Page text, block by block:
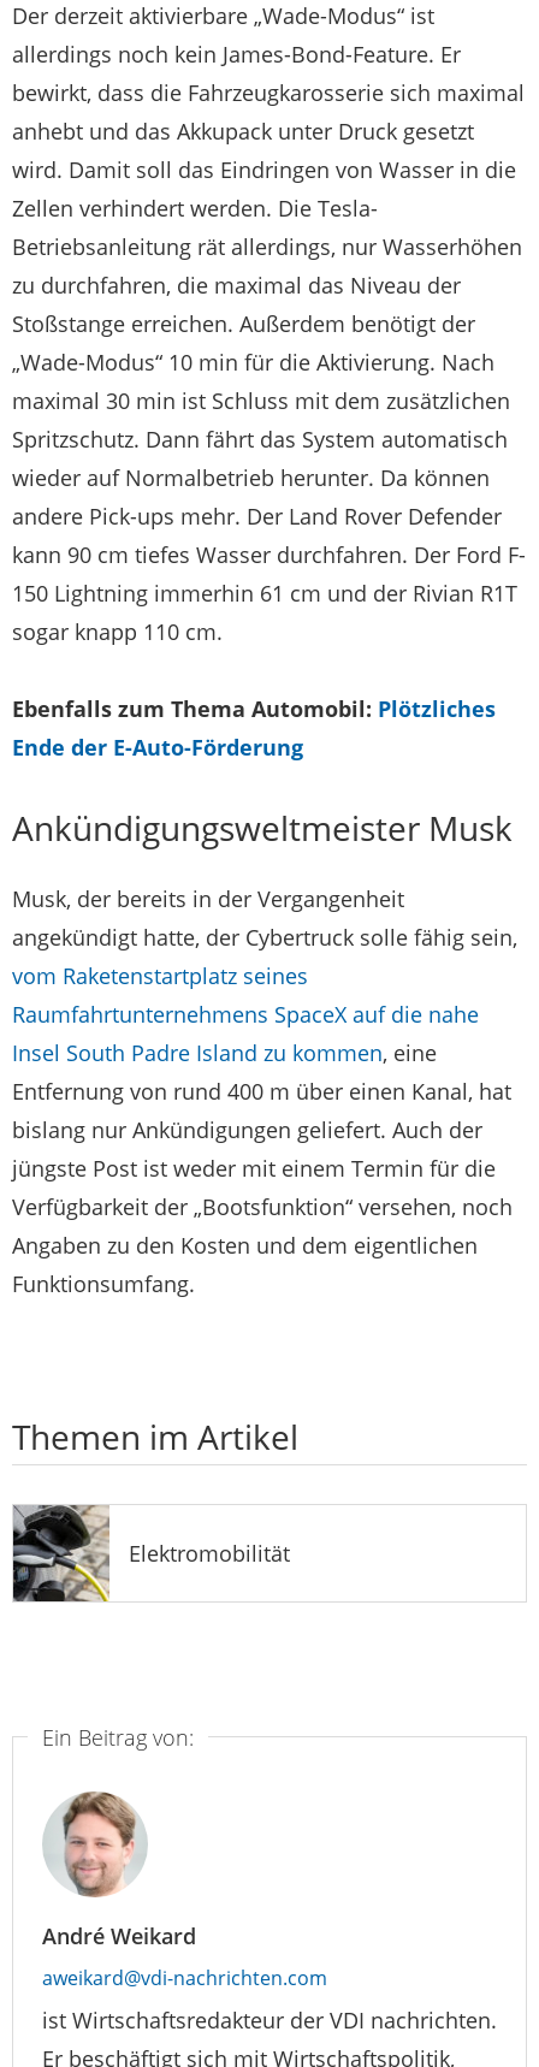
Der derzeit aktivierbare „Wade-Modus“ ist
allerdings noch kein James-Bond-Feature. Er
bewirkt, dass die Fahrzeugkarosserie sich maximal
anhebt und das Akkupack unter Druck gesetzt
wird. Damit soll das Eindringen von Wasser in die
Zellen verhindert werden. Die Tesla-
Betriebsanleitung rät allerdings, nur Wasserhöhen
zu durchfahren, die maximal das Niveau der
Stoßstange erreichen. Außerdem benötigt der
„Wade-Modus“ 10 min für die Aktivierung. Nach
maximal 30 min ist Schluss mit dem zusätzlichen
Spritzschutz. Dann fährt das System automatisch
wieder auf Normalbetrieb herunter. Da können
andere Pick-ups mehr. Der Land Rover Defender
kann 90 cm tiefes Wasser durchfahren. Der Ford F-
150 Lightning immerhin 61 cm und der Rivian R1T
sogar knapp 110 cm.
Ebenfalls zum Thema Automobil: Plötzliches
Ende der E-Auto-Förderung
Ankündigungsweltmeister Musk
Musk, der bereits in der Vergangenheit
angekündigt hatte, der Cybertruck solle fähig sein,
vom Raketenstartplatz seines
Raumfahrtunternehmens SpaceX auf die nahe
Insel South Padre Island zu kommen, eine
Entfernung von rund 400 m über einen Kanal, hat
bislang nur Ankündigungen geliefert. Auch der
jüngste Post ist weder mit einem Termin für die
Verfügbarkeit der „Bootsfunktion“ versehen, noch
Angaben zu den Kosten und dem eigentlichen
Funktionsumfang.
Themen im Artikel
Elektromobilität
Ein Beitrag von:
André Weikard
aweikard@vdi-nachrichten.com
ist Wirtschaftsredakteur der VDI nachrichten.
Er beschäftigt sich mit Wirtschaftspolitik,